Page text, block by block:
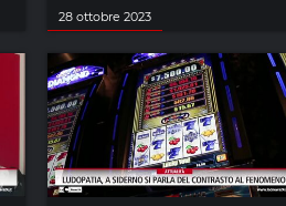
28 ottobre 2023